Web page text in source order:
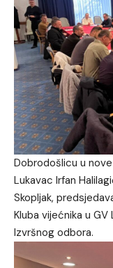
Dobrodošlicu u
Lukavac Irfan
Skopljak,
Kluba vijećnika u
Izvršnog odbora.